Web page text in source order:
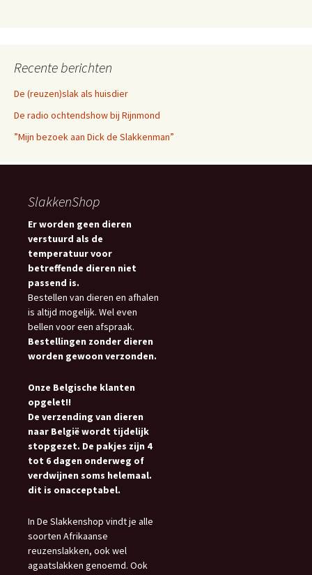
Recente berichten
De (reuzen)slak als huisdier
De radio ochtendshow bij Rijnmond
”Mijn bezoek aan Dick de Slakkenman”
SlakkenShop
Er worden geen dieren
verstuurd als de
temperatuur voor
betreffende dieren niet
passend is.
Bestellen van dieren en afhalen
is altijd mogelijk. Wel even
bellen voor een afspraak.
Bestellingen zonder dieren
worden gewoon verzonden.
Onze Belgische klanten
opgelet!!
De verzending van dieren
naar België wordt tijdelijk
stopgezet. De pakjes zijn 4
tot 6 dagen onderweg of
verdwijnen soms helemaal.
dit is onacceptabel.
In De Slakkenshop vindt je alle
soorten Afrikaanse
reuzenslakken, ook wel
agaatslakken genoemd. Ook